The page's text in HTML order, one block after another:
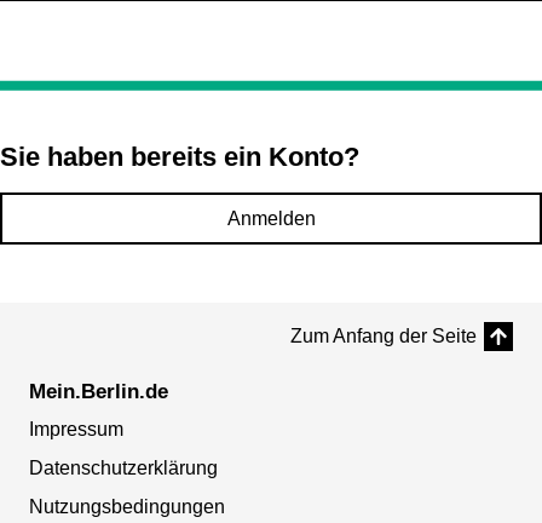
Sie haben bereits ein Konto?
Anmelden
Zum Anfang der Seite
Mein.Berlin.de
Impressum
Datenschutzerklärung
Nutzungsbedingungen